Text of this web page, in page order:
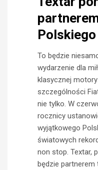
To będzie
wydarzenie dla
klasycznej
szczególności
nie tylko. W
rocznicy
wyjątkowego
światowych
non stop. Textar,
będzie partnerem